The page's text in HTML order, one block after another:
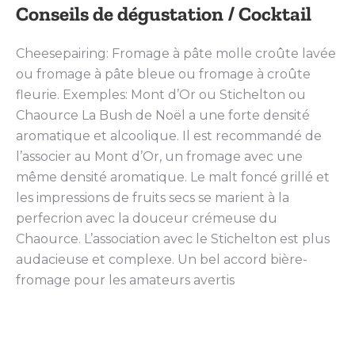
Conseils de dégustation / Cocktail
Cheesepairing: Fromage à pâte molle croûte lavée
ou fromage à pâte bleue ou fromage à croûte
fleurie. Exemples: Mont d’Or ou Stichelton ou
Chaource La Bush de Noël a une forte densité
aromatique et alcoolique. Il est recommandé de
l’associer au Mont d’Or, un fromage avec une
même densité aromatique. Le malt foncé grillé et
les impressions de fruits secs se marient à la
perfecrion avec la douceur crémeuse du
Chaource. L’association avec le Stichelton est plus
audacieuse et complexe. Un bel accord bière-
fromage pour les amateurs avertis